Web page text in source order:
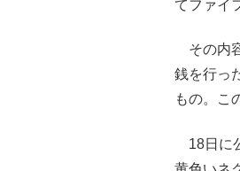
てファイ
その内
銭を行っ
もの。こ
18日に